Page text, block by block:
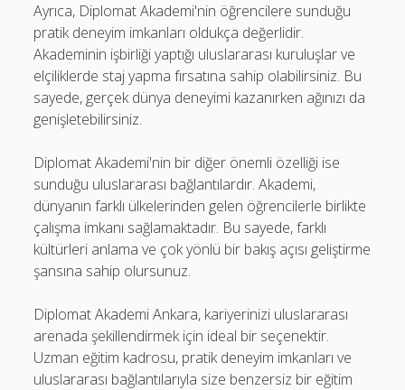
Ayrıca, Diplomat Akademi'nin öğrencilere sunduğu
pratik deneyim imkanları oldukça değerlidir.
Akademinin işbirliği yaptığı uluslararası kuruluşlar ve
elçiliklerde staj yapma fırsatına sahip olabilirsiniz. Bu
sayede, gerçek dünya deneyimi kazanırken ağınızı da
genişletebilirsiniz.
Diplomat Akademi'nin bir diğer önemli özelliği ise
sunduğu uluslararası bağlantılardır. Akademi,
dünyanın farklı ülkelerinden gelen öğrencilerle birlikte
çalışma imkanı sağlamaktadır. Bu sayede, farklı
kültürleri anlama ve çok yönlü bir bakış açısı geliştirme
şansına sahip olursunuz.
Diplomat Akademi Ankara, kariyerinizi uluslararası
arenada şekillendirmek için ideal bir seçenektir.
Uzman eğitim kadrosu, pratik deneyim imkanları ve
uluslararası bağlantılarıyla size benzersiz bir eğitim